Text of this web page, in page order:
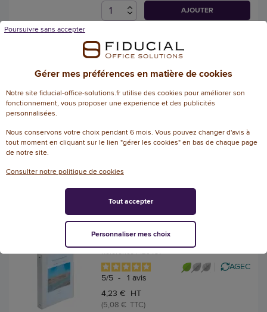
AJOUTER
+ 13 couleurs
Classeur à levier - Dos 7,5 cm -
Référence : 11546209
4.7/5- 6avis
AGEC
(6,54 € TTC)
EN STOCK, LIVRÉ EN 24/48H
personnalisable - 4 anneaux -
4 cm - Fiducial
Référence : 123451
5/5 - 1 avis
AGEC
4,23 € HT
(5,08 € TTC)
Gérer mes préférences en matière de cookies
Notre site fiducial-office-solutions.fr utilise des cookies pour améliorer son
fonctionnement, vous proposer une experience et des publicités
personnalisées.
Nous conservons votre choix pendant 6 mois. Vous pouvez changer d'avis à
tout moment en cliquant sur le lien "gérer les cookies" en bas de chaque page
de notre site.
Consulter notre politique de cookies
Poursuivre sans accepter
Personnaliser mes choix
Tout accepter